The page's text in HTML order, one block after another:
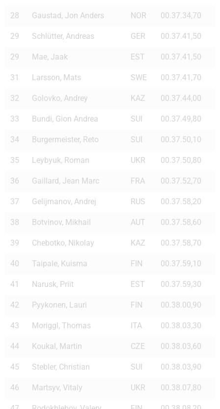
28 Gaustad, Jon Anders NOR 00.37.34,70
29 Schlütter, Andreas GER 00.37.41,50
29 Mae, Jaak EST 00.37.41,50
31 Larsson, Mats SWE 00.37.41,70
32 Golovko, Andrey KAZ 00.37.44,00
33 Bundi, Gion Andrea SUI 00.37.49,80
34 Burgermeister, Reto SUI 00.37.50,10
35 Leybyuk, Roman UKR 00.37.50,80
36 Gaillard, Jean Marc FRA 00.37.52,70
37 Gelijmanov, Andrej RUS 00.37.58,20
38 Botvinov, Mikhail AUT 00.37.58,60
39 Chebotko, Nikolay KAZ 00.37.58,70
40 Taipale, Kuisma FIN 00.37.59,10
41 Narusk, Priit EST 00.37.59,30
42 Pyykonen, Lauri FIN 00.38.00,90
43 Moriggl, Thomas ITA 00.38.03,30
44 Koukal, Martin CZE 00.38.03,60
45 Stebler, Christian SUI 00.38.03,90
46 Martsyv, Vitaly UKR 00.38.07,80